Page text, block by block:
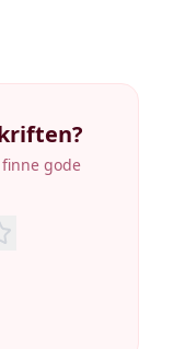
gode